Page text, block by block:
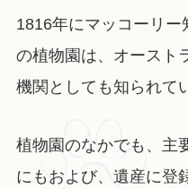
1816年にマッコーリー
の植物園は、オースト
機関としても知られて
植物園のなかでも、主
にもおよび、遺産に登